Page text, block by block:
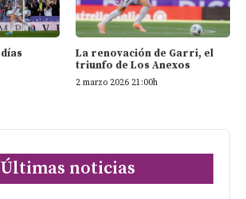
La renovación de Garri, el
triunfo de Los Anexos
2 marzo 2026 21:00h
Últimas noticias